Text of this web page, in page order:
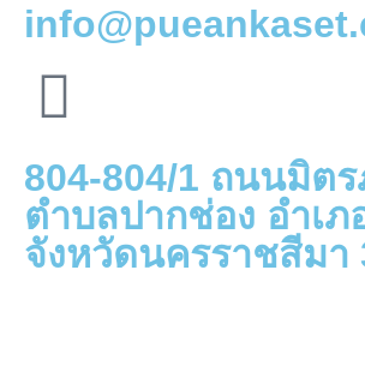
804-804/1 ถนนมิต
ตำบลปากช่อง อำเภ
จังหวัดนครราชสีมา